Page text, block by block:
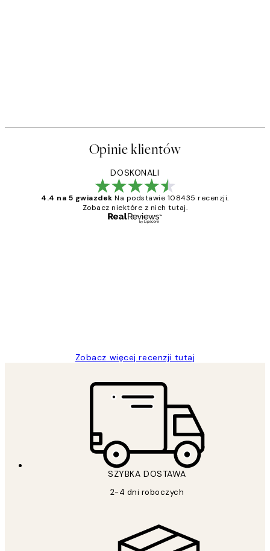
Opinie klientów
DOSKONALI
4.4 na 5 gwiazdek Na podstawie 108435 recenzji.
Zobacz niektóre z nich tutaj.
Zobacz więcej recenzji tutaj
SZYBKA DOSTAWA
2-4 dni roboczych